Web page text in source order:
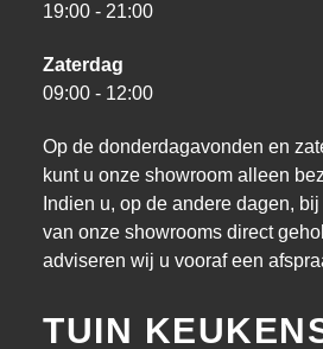
19:00 - 21:00
Zaterdag
09:00 - 12:00
Op de donderdagavonden en
kunt u onze showroom alleen
Indien u, op de andere dagen,
van onze showrooms direct
adviseren wij u vooraf een
TUIN